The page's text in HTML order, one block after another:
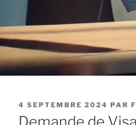
4 SEPTEMBRE 2024 PAR